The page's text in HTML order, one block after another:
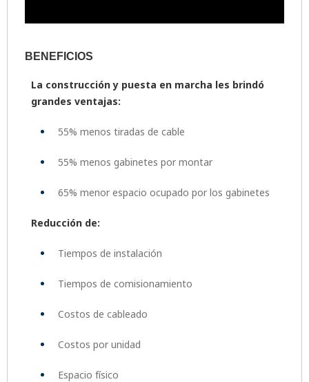
BENEFICIOS
La construcción y puesta en marcha les brindó
grandes ventajas:
55% menos tiradas de cable
55% menos gabinetes por montar
65% menor espacio ocupado por los gabinetes
Reducción de:
Tiempos de instalación
Tiempos de comisionamiento
Costos de cableado
Costos por unidad
Espacio físico